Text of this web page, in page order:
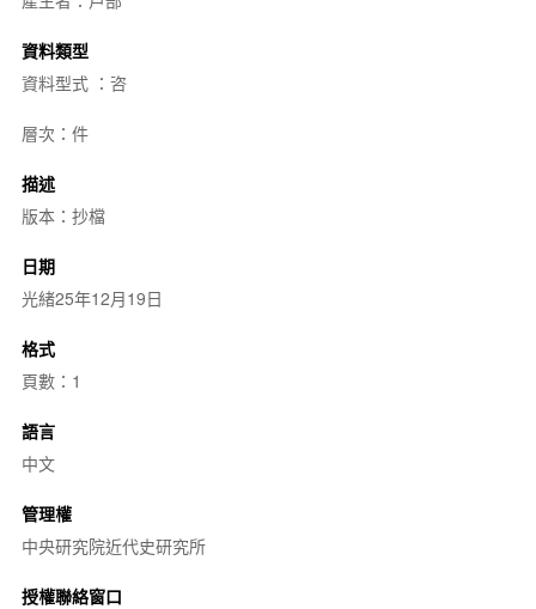
資料類型
資料型式 ：咨
層次：件
描述
版本：抄檔
日期
光緒25年12月19日
格式
頁數：1
語言
中文
管理權
中央研究院近代史研究所
授權聯絡窗口